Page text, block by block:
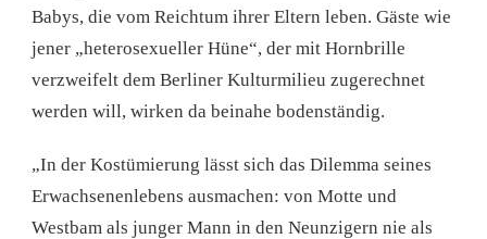
Babys, die vom Reichtum ihrer Eltern leben. Gäste wie
jener „heterosexueller Hüne“, der mit Hornbrille
verzweifelt dem Berliner Kulturmilieu zugerechnet
werden will, wirken da beinahe bodenständig.
„In der Kostümierung lässt sich das Dilemma seines
Erwachsenenlebens ausmachen: von Motte und
Westbam als junger Mann in den Neunzigern nie als